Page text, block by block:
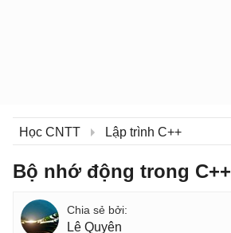
Học CNTT Lập trình C++
Bộ nhớ động trong C++
Lê Quyên